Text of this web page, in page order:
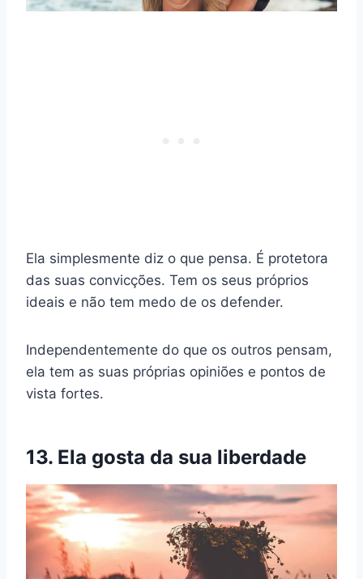
Ela simplesmente diz o que pensa. É protetora
das suas convicções. Tem os seus próprios
ideais e não tem medo de os defender.
Independentemente do que os outros pensam,
ela tem as suas próprias opiniões e pontos de
vista fortes.
13. Ela gosta da sua liberdade